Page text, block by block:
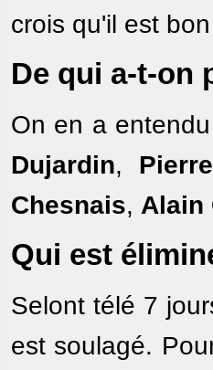
crois qu'il est
De qui a-t-on
On en a
Dujardin,
Chesnais, Alain
Qui est
Selont télé 7
est soulagé.